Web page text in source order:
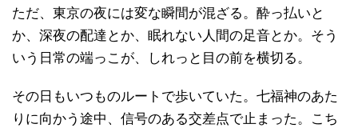
ただ、東京の夜には変な瞬間が混ざる。酔っ払いと
か、深夜の配達とか、眠れない人間の足音とか。そう
いう日常の端っこが、しれっと目の前を横切る。
その日もいつものルートで歩いていた。七福神のあた
りに向かう途中、信号のある交差点で止まった。こち